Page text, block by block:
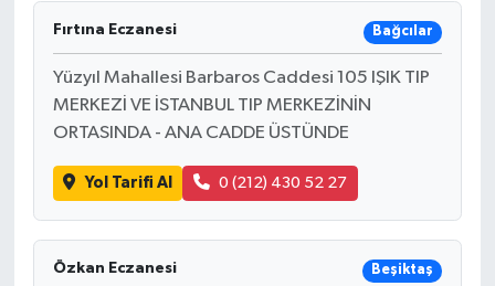
Fırtına Eczanesi Bağcılar
Yüzyıl Mahallesi Barbaros Caddesi 105 IŞIK TIP
MERKEZİ VE İSTANBUL TIP MERKEZİNİN
ORTASINDA - ANA CADDE ÜSTÜNDE
Yol Tarifi Al 0 (212) 430 52 27
Özkan Eczanesi Beşiktaş